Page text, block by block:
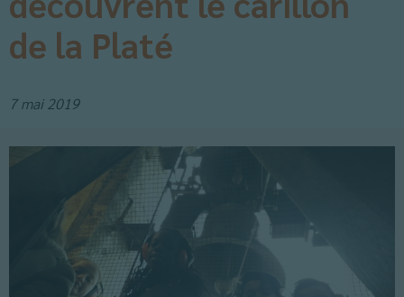
de la Platé
7 mai 2019